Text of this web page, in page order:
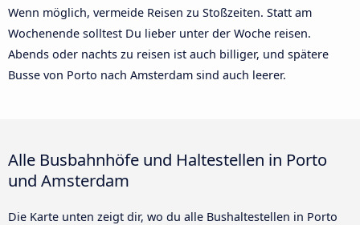
Wenn möglich, vermeide Reisen zu Stoßzeiten. Statt am
Wochenende solltest Du lieber unter der Woche reisen.
Abends oder nachts zu reisen ist auch billiger, und spätere
Busse von Porto nach Amsterdam sind auch leerer.
Alle Busbahnhöfe und Haltestellen in Porto
und Amsterdam
Die Karte unten zeigt dir, wo du alle Bushaltestellen in Porto